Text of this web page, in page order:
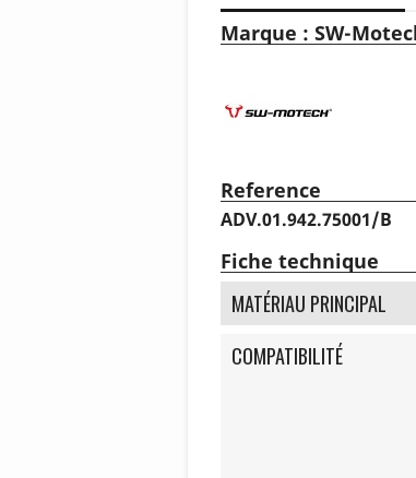
Marque : SW-
Reference
ADV.01.942.75001/B
Fiche technique
MATÉRIAU PRINCIPAL
COMPATIBILITÉ